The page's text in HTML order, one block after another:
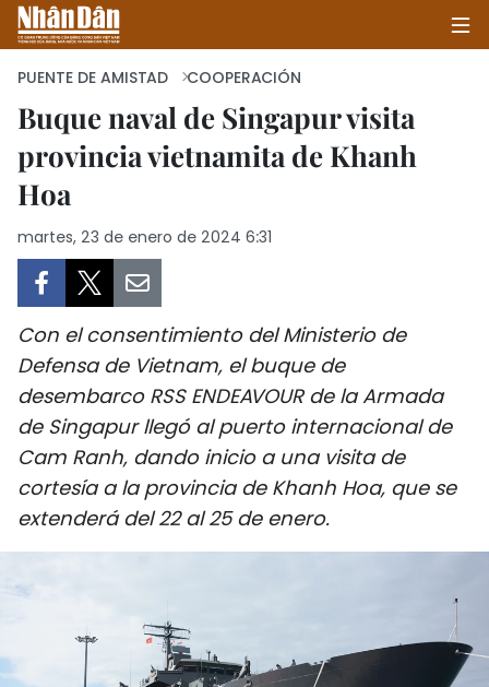
INICIO
SALUD - MEDIO AMBIENTE
CULTURA - ENTRETENIMIENTO
INTERNACIONAL
DEPORTES
HISTORIAS MULTIMEDIA
PUENTE DE AMISTAD COOPERACIÓN
Buque naval de Singapur visita
provincia vietnamita de Khanh
Hoa
martes, 23 de enero de 2024 6:31
Con el consentimiento del Ministerio de
Defensa de Vietnam, el buque de
desembarco RSS ENDEAVOUR de la Armada
de Singapur llegó al puerto internacional de
Cam Ranh, dando inicio a una visita de
cortesía a la provincia de Khanh Hoa, que se
extenderá del 22 al 25 de enero.